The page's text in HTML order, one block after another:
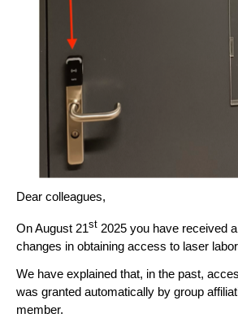
Dear colleagues,
On August 21st 2025 you have received
changes in obtaining access to laser
We have explained that, in the past,
was granted automatically by group
member.